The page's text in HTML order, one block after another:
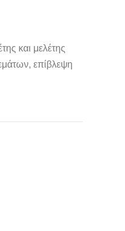
και μελέτης
επίβλεψη